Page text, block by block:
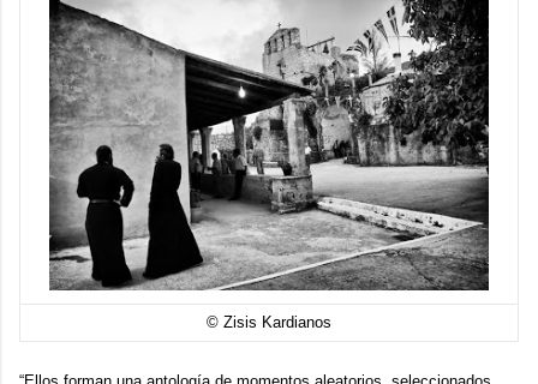
© Zisis Kardianos